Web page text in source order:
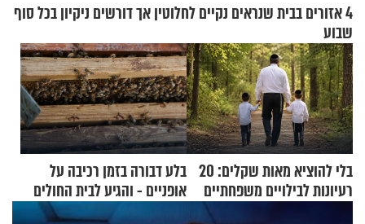
4 אזורים בבית שנראים נקיים לחלוטין אך דורשים ניקיון בכל סוף
שבוע
בלי להוציא מאות שקלים: 20
רעיונות לבילויים משפחתיים
בלע דבורה בזמן רכיבה על
אופניים - והגיע לבית החולים
במצב מסכן חיים